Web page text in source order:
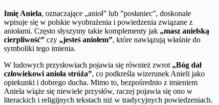
Imię Aniela, oznaczające „anioł” lub ”posłaniec”, doskonale
wpisuje się w polskie wyobrażenia i powiedzenia związane z
aniołami. Często słyszymy takie komplementy jak „masz anielską
cierpliwość” czy „jesteś aniołem”, które nawiązują właśnie do
symboliki tego imienia.
W ludowych przysłowiach pojawia się również zwrot „Bóg dał
człowiekowi anioła stróża”, co podkreśla wizerunek Anieli jako
opiekunki i dobrego ducha. Mimo to, bezpośrednio z imieniem
Aniela wiąże się niewiele przysłów, raczej pojawia się ono w
literackich i religijnych tekstach niż w tradycyjnych powiedzeniach.